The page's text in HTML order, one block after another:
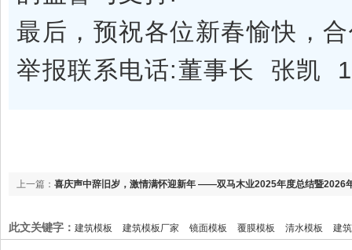
最后，预祝各位新春愉快，
举报联系电话:董事长 张凯
上一篇： 喜庆声中辞旧岁，激情满怀迎新年 ——双马木业2025年度总结暨2026
此文关键字： 建筑模板 建筑模板厂家 镜面模板 覆膜模板 清水模板 建